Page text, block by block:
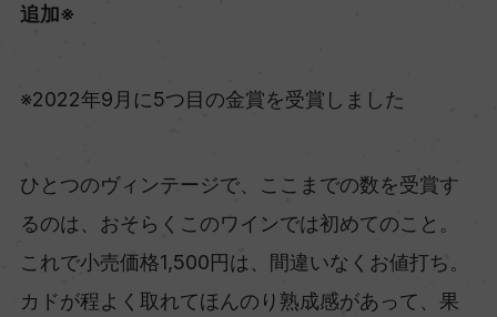
追加※
※2022年9月に5つ目の金賞を受賞しました
ひとつのヴィンテージで、ここまでの数を受賞す
るのは、おそらくこのワインでは初めてのこと。
これで小売価格1,500円は、間違いなくお値打ち。
カドが程よく取れてほんのり熟成感があって、果